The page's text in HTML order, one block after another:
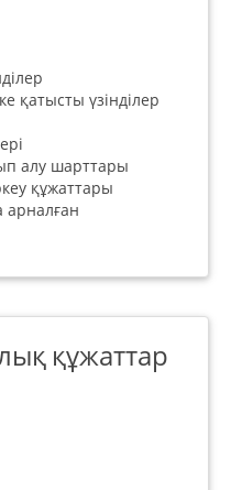
қатысты үзінділер
алу шарттары
құжаттары
арналған
құжаттар